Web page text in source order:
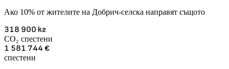
Ако 10% от жителите на Добрич-селска направят същото
318 900 кг
CO₂ спестени
1 581 744 €
спестени